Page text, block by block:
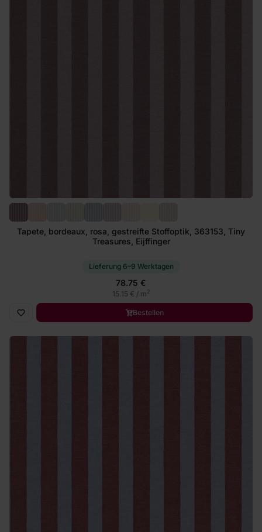
Tapete, bordeaux, rosa, gestreifte Stoffoptik, 363153, Tiny
Treasures, Eijffinger
Lieferung 6–9 Werktagen
78.75 €
15.15 € / m2
Bestellen